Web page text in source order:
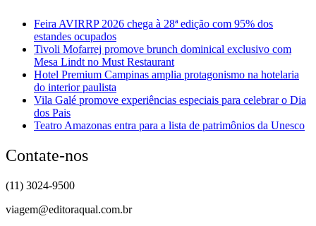
Feira AVIRRP 2026 chega à 28ª edição com 95% dos
estandes ocupados
Tivoli Mofarrej promove brunch dominical exclusivo com
Mesa Lindt no Must Restaurant
Hotel Premium Campinas amplia protagonismo na hotelaria
do interior paulista
Vila Galé promove experiências especiais para celebrar o Dia
dos Pais
Teatro Amazonas entra para a lista de patrimônios da Unesco
Contate-nos
(11) 3024-9500
viagem@editoraqual.com.br